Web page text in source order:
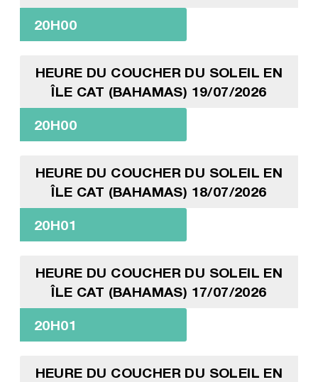
20H00
HEURE DU COUCHER DU SOLEIL EN
ÎLE CAT (BAHAMAS) 19/07/2026
20H00
HEURE DU COUCHER DU SOLEIL EN
ÎLE CAT (BAHAMAS) 18/07/2026
20H01
HEURE DU COUCHER DU SOLEIL EN
ÎLE CAT (BAHAMAS) 17/07/2026
20H01
HEURE DU COUCHER DU SOLEIL EN